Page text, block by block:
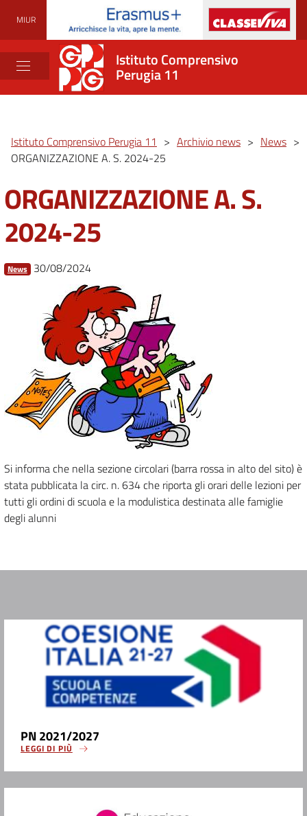
MIUR
Istituto Comprensivo
Perugia 11
Istituto Comprensivo Perugia 11 > Archivio news > News >
ORGANIZZAZIONE A. S. 2024-25
ORGANIZZAZIONE A. S.
2024-25
News 30/08/2024
Si informa che nella sezione circolari (barra rossa in alto del sito) è
stata pubblicata la circ. n. 634 che riporta gli orari delle lezioni per
tutti gli ordini di scuola e la modulistica destinata alle famiglie
degli alunni
PN 2021/2027
LEGGI DI PIÙ